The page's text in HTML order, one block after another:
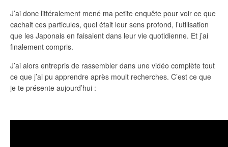
J’ai donc littéralement mené ma petite enquête pour voir ce que
cachait ces particules, quel était leur sens profond, l’utilisation
que les Japonais en faisaient dans leur vie quotidienne. Et j’ai
finalement compris.
J’ai alors entrepris de rassembler dans une vidéo complète tout
ce que j’ai pu apprendre après moult recherches. C’est ce que
je te présente aujourd’hui :